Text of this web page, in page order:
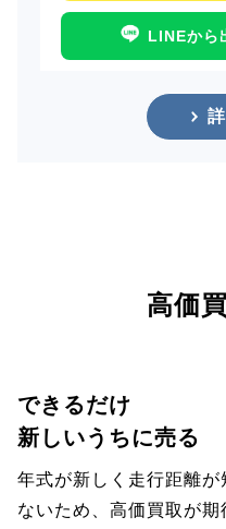
LINEから
高価
できるだけ
新しいうちに売る
年式が新しく走行距離
ないため、高価買取が